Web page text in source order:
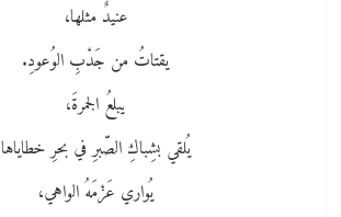
عنيدٌ مثلها،
يقتاتُ من جَدْبِ الوُعودِ.
يبلعُ الجمرةَ،
يُلقي بشِباكِ الصّبرِ في بحرِ خطاياها
يُواري عَزْمَهُ الواهي،